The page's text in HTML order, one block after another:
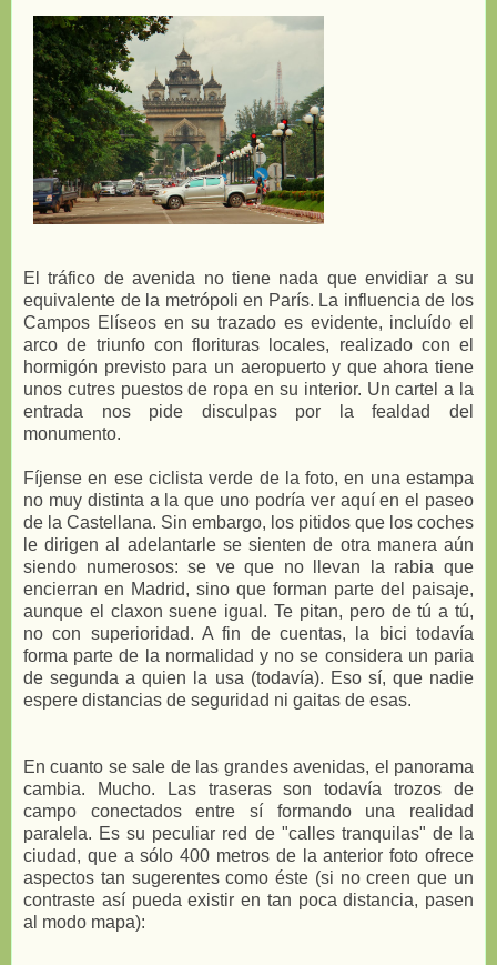
El tráfico de avenida no tiene nada que envidiar a su
equivalente de la metrópoli en París. La influencia de los
Campos Elíseos en su trazado es evidente, incluído el
arco de triunfo con florituras locales, realizado con el
hormigón previsto para un aeropuerto y que ahora tiene
unos cutres puestos de ropa en su interior. Un cartel a la
entrada nos pide disculpas por la fealdad del
monumento.
Fíjense en ese ciclista verde de la foto, en una estampa
no muy distinta a la que uno podría ver aquí en el paseo
de la Castellana. Sin embargo, los pitidos que los coches
le dirigen al adelantarle se sienten de otra manera aún
siendo numerosos: se ve que no llevan la rabia que
encierran en Madrid, sino que forman parte del paisaje,
aunque el claxon suene igual. Te pitan, pero de tú a tú,
no con superioridad. A fin de cuentas, la bici todavía
forma parte de la normalidad y no se considera un paria
de segunda a quien la usa (todavía). Eso sí, que nadie
espere distancias de seguridad ni gaitas de esas.
En cuanto se sale de las grandes avenidas, el panorama
cambia. Mucho. Las traseras son todavía trozos de
campo conectados entre sí formando una realidad
paralela. Es su peculiar red de "calles tranquilas" de la
ciudad, que a sólo 400 metros de la anterior foto ofrece
aspectos tan sugerentes como éste (si no creen que un
contraste así pueda existir en tan poca distancia, pasen
al modo mapa):